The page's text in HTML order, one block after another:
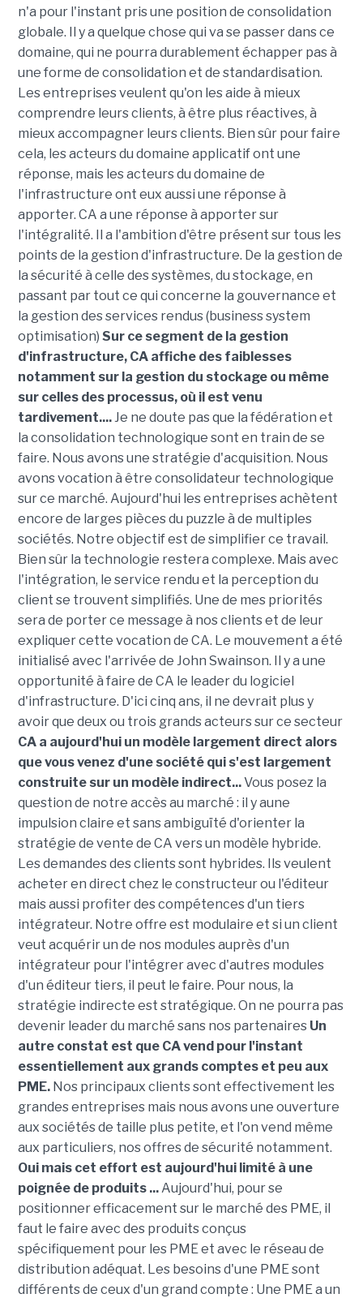
n'a pour l'instant pris une position de consolidation
globale. Il y a quelque chose qui va se passer dans ce
domaine, qui ne pourra durablement échapper pas à
une forme de consolidation et de standardisation.
Les entreprises veulent qu'on les aide à mieux
comprendre leurs clients, à être plus réactives, à
mieux accompagner leurs clients. Bien sûr pour faire
cela, les acteurs du domaine applicatif ont une
réponse, mais les acteurs du domaine de
l'infrastructure ont eux aussi une réponse à
apporter. CA a une réponse à apporter sur
l'intégralité. Il a l'ambition d'être présent sur tous les
points de la gestion d'infrastructure. De la gestion de
la sécurité à celle des systèmes, du stockage, en
passant par tout ce qui concerne la gouvernance et
la gestion des services rendus (business system
optimisation) Sur ce segment de la gestion
d'infrastructure, CA affiche des faiblesses
notamment sur la gestion du stockage ou même
sur celles des processus, où il est venu
tardivement....Je ne doute pas que la fédération et
la consolidation technologique sont en train de se
faire. Nous avons une stratégie d'acquisition. Nous
avons vocation à être consolidateur technologique
sur ce marché. Aujourd'hui les entreprises achètent
encore de larges pièces du puzzle à de multiples
sociétés. Notre objectif est de simplifier ce travail.
Bien sûr la technologie restera complexe. Mais avec
l'intégration, le service rendu et la perception du
client se trouvent simplifiés. Une de mes priorités
sera de porter ce message à nos clients et de leur
expliquer cette vocation de CA. Le mouvement a été
initialisé avec l'arrivée de John Swainson. Il y a une
opportunité à faire de CA le leader du logiciel
d'infrastructure. D'ici cinq ans, il ne devrait plus y
avoir que deux ou trois grands acteurs sur ce secteur
CA a aujourd'hui un modèle largement direct alors
que vous venez d'une société qui s'est largement
construite sur un modèle indirect...Vous posez la
question de notre accès au marché : il y aune
impulsion claire et sans ambiguïté d'orienter la
stratégie de vente de CA vers un modèle hybride.
Les demandes des clients sont hybrides. Ils veulent
acheter en direct chez le constructeur ou l'éditeur
mais aussi profiter des compétences d'un tiers
intégrateur. Notre offre est modulaire et si un client
veut acquérir un de nos modules auprès d'un
intégrateur pour l'intégrer avec d'autres modules
d'un éditeur tiers, il peut le faire. Pour nous, la
stratégie indirecte est stratégique. On ne pourra pas
devenir leader du marché sans nos partenaires Un
autre constat est que CA vend pour l'instant
essentiellement aux grands comptes et peu aux
PME.Nos principaux clients sont effectivement les
grandes entreprises mais nous avons une ouverture
aux sociétés de taille plus petite, et l'on vend même
aux particuliers, nos offres de sécurité notamment.
Oui mais cet effort est aujourd'hui limité à une
poignée de produits ...Aujourd'hui, pour se
positionner efficacement sur le marché des PME, il
faut le faire avec des produits conçus
spécifiquement pour les PME et avec le réseau de
distribution adéquat. Les besoins d'une PME sont
différents de ceux d'un grand compte : Une PME a un